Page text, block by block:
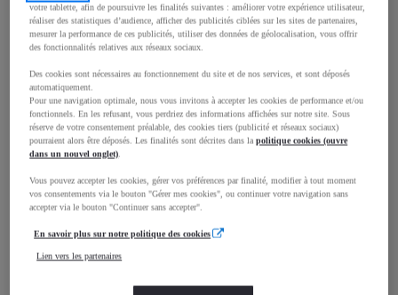
Longueur
3 700mm
Consommation mixte
votre tablette, afin de poursuivre les finalités suivantes : améliorer votre expérience utilisateur,
réaliser des statistiques d’audience, afficher des publicités ciblées sur les sites de partenaires,
mesurer la performance de ces publicités, utiliser des données de géolocalisation, vous offrir
des fonctionnalités relatives aux réseaux sociaux.
Des cookies sont nécessaires au fonctionnement du site et de nos services, et sont déposés
automatiquement.
Pour une navigation optimale, nous vous invitons à accepter les cookies de performance et/ou
fonctionnels. En les refusant, vous perdriez des informations affichées sur notre site. Sous
réserve de votre consentement préalable, des cookies tiers (publicité et réseaux sociaux)
pourraient alors être déposés. Les finalités sont décrites dans lapolitique cookies (ouvre
dans un nouvel onglet).
Vous pouvez accepter les cookies, gérer vos préférences par finalité, modifier à tout moment
vos consentements via le bouton "Gérer mes cookies", ou continuer votre navigation sans
accepter via le bouton "Continuer sans accepter".
En savoir plus sur notre politique des cookies
Lien vers les partenaires